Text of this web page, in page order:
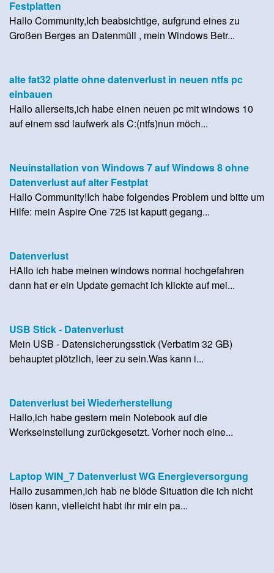
Festplatten
Hallo Community,Ich beabsichtige, aufgrund eines zu
Großen Berges an Datenmüll , mein Windows Betr...
alte fat32 platte ohne datenverlust in neuen ntfs pc
einbauen
Hallo allerseits,ich habe einen neuen pc mit windows 10
auf einem ssd laufwerk als C:(ntfs)nun möch...
Neuinstallation von Windows 7 auf Windows 8 ohne
Datenverlust auf alter Festplat
Hallo Community!Ich habe folgendes Problem und bitte um
Hilfe: mein Aspire One 725 ist kaputt gegang...
Datenverlust
HAllo ich habe meinen windows normal hochgefahren
dann hat er ein Update gemacht ich klickte auf mei...
USB Stick - Datenverlust
Mein USB - Datensicherungsstick (Verbatim 32 GB)
behauptet plötzlich, leer zu sein.Was kann i...
Datenverlust bei Wiederherstellung
Hallo,ich habe gestern mein Notebook auf die
Werkseinstellung zurückgesetzt. Vorher noch eine...
Laptop WIN_7 Datenverlust WG Energieversorgung
Hallo zusammen,ich hab ne blöde Situation die ich nicht
lösen kann, vielleicht habt ihr mir ein pa...